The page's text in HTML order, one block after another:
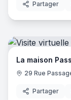
Partager
La maison
29 Rue
Partager